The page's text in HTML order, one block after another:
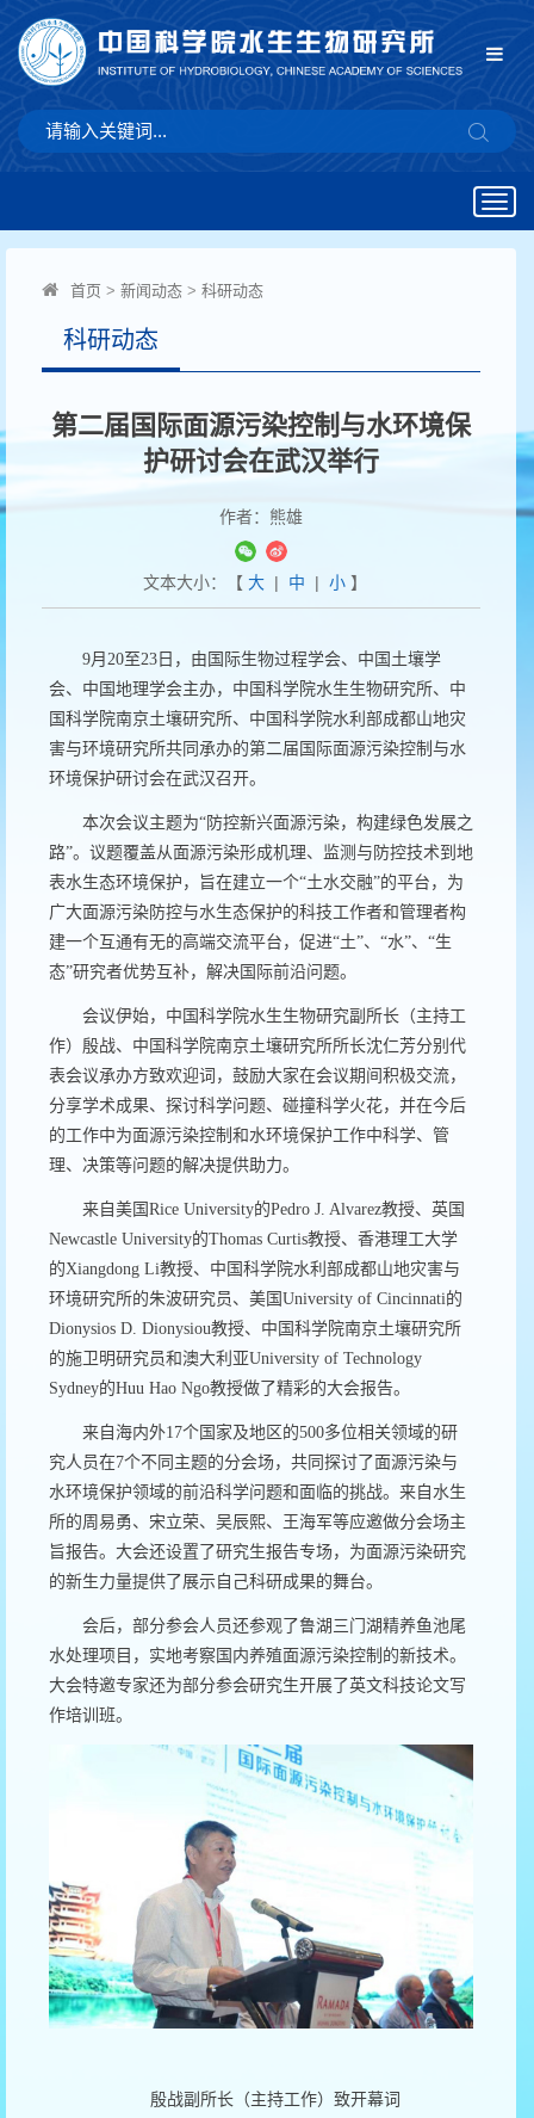
首页 > 新闻动态 > 科研动态
科研动态
第二届国际面源污染控制与水环境保
护研讨会在武汉举行
作者：熊雄
文本大小：【 大| 中 | 小】
9月 20至23 日，由国际生物过程学会、中国土壤学
会、中国地理学会主办，中国科学院水生生物研究所、中
国科学院南京土壤研究所、中国科学院水利部成都山地灾
害与环境研究所共同承办的第二届国际面源污染控制与水
环境保护研讨会在武汉召开。
本次会议主题为“防控新兴面源污染，构建绿色发展之
路”。议题覆盖从面源污染形成机理、监测与防控技术到地
表水生态环境保护，旨在建立一个“土水交融”的平台，为
广大面源污染防控与水生态保护的科技工作者和管理者构
建一个互通有无的高端交流平台，促进“土”、“水”、“生
态”研究者优势互补，解决国际前沿问题。
会议伊始，中国科学院水生生物研究副所长（主持工
作）殷战、中国科学院南京土壤研究所所长沈仁芳分别代
表会议承办方致欢迎词，鼓励大家在会议期间积极交流，
分享学术成果、探讨科学问题、碰撞科学火花，并在今后
的工作中为面源污染控制和水环境保护工作中科学、管
理、决策等问题的解决提供助力。
来自美国 Rice University的Pedro J. Alvarez教授、英国
Newcastle University的Thomas Curtis教授、香港理工大学
的Xiangdong Li教授、中国科学院水利部成都山地灾害与
环境研究所的朱波研究员、美国 University of Cincinnati的
Dionysios D. Dionysiou教授、中国科学院南京土壤研究所
的施卫明研究员和澳大利亚University of Technology
Sydney的Huu Hao Ngo教授做了精彩的大会报告。
来自海内外17个国家及地区的500多位相关领域的研
究人员在7个不同主题的分会场，共同探讨了面源污染与
水环境保护领域的前沿科学问题和面临的挑战。来自水生
所的周易勇、宋立荣、吴辰熙、王海军等应邀做分会场主
旨报告。大会还设置了研究生报告专场，为面源污染研究
的新生力量提供了展示自己科研成果的舞台。
会后，部分参会人员还参观了鲁湖三门湖精养鱼池尾
水处理项目，实地考察国内养殖面源污染控制的新技术。
大会特邀专家还为部分参会研究生开展了英文科技论文写
作培训班。
殷战副所长（主持工作）致开幕词